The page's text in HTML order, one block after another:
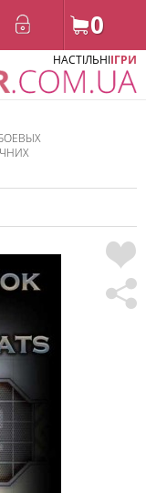
0
НАСТІЛЬНІІГРИ